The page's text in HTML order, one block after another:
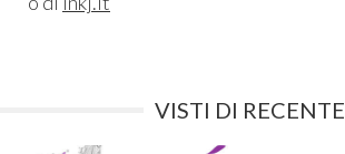
VISTI DI RECENTE